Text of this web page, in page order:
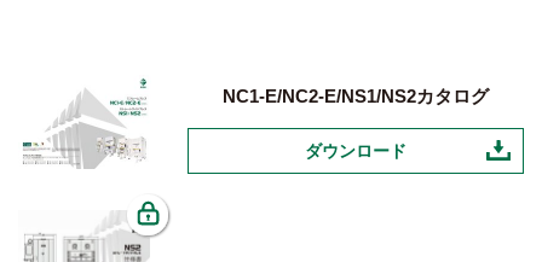
NC1-E/NC2-E/NS1/NS2カタログ
ダウンロード